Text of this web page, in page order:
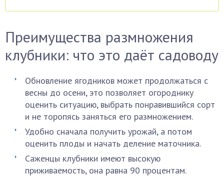
Преимущества размножения
клубники: что это даёт садоводу
Обновление ягодников может продолжаться с
весны до осени, это позволяет огороднику
оценить ситуацию, выбрать понравившийся сорт
и не торопясь заняться его размножением.
Удобно сначала получить урожай, а потом
оценить плоды и начать деление маточника.
Саженцы клубники имеют высокую
приживаемость, она равна 90 процентам.